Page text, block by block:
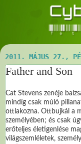
2011. MÁJUS 27.,
Father and Son
Cat Stevens zenéje
mindíg csak múló
ottlakozna. Ottbujkál a
személyében; és csak
erőteljes életigenlése
világszemléletek,